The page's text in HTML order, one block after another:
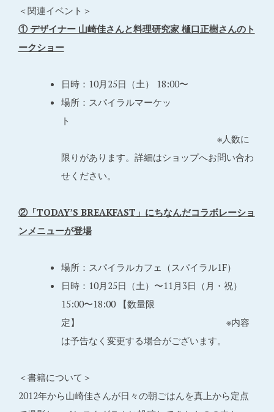
＜関連イベント＞
① デザイナー 山崎佳さんと料理研究家 樋口正樹さんのト
ークショー
日時：10月25日（土） 18:00〜
場所：スパイラルマーケッ
ト
※人数に
限りがあります。詳細はショップへお問い合わ
せください。
②「TODAY’S BREAKFAST」にちなんだコラボレーショ
ンメニューが登場
場所：スパイラルカフェ（スパイラル1F）
日時：10月25日（土）〜11月3日（月・祝）
15:00〜18:00 【数量限
定】 ※内容
は予告なく変更する場合がございます。
＜書籍について＞
2012年から山崎佳さんが日々の朝ごはんを真上から定点